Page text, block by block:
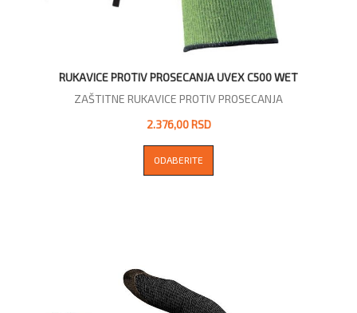
RUKAVICE PROTIV PROSECANJA UVEX C500 WET
ZAŠTITNE RUKAVICE PROTIV PROSECANJA
2.376,00 RSD
ODABERITE